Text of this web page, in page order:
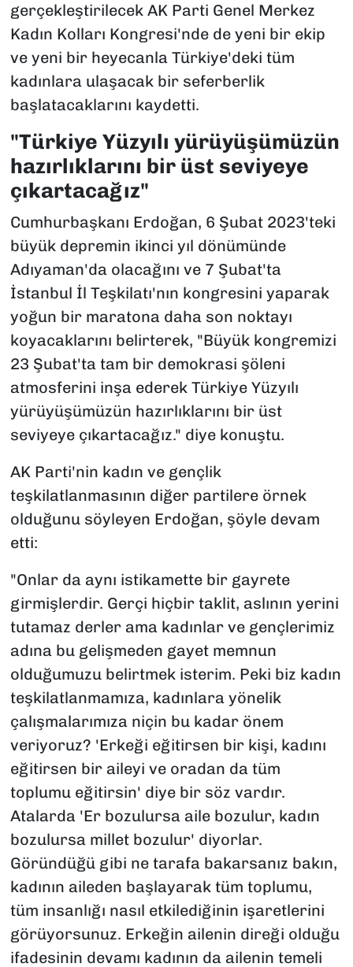
gerçekleştirilecek AK Parti Genel Merkez
Kadın Kolları Kongresi'nde de yeni bir ekip
ve yeni bir heyecanla Türkiye'deki tüm
kadınlara ulaşacak bir seferberlik
başlatacaklarını kaydetti.
"Türkiye Yüzyılı yürüyüşümüzün
hazırlıklarını bir üst seviyeye
çıkartacağız"
Cumhurbaşkanı Erdoğan, 6 Şubat 2023'teki
büyük depremin ikinci yıl dönümünde
Adıyaman'da olacağını ve 7 Şubat'ta
İstanbul İl Teşkilatı'nın kongresini yaparak
yoğun bir maratona daha son noktayı
koyacaklarını belirterek, "Büyük kongremizi
23 Şubat'ta tam bir demokrasi şöleni
atmosferini inşa ederek Türkiye Yüzyılı
yürüyüşümüzün hazırlıklarını bir üst
seviyeye çıkartacağız." diye konuştu.
AK Parti'nin kadın ve gençlik
teşkilatlanmasının diğer partilere örnek
olduğunu söyleyen Erdoğan, şöyle devam
etti:
"Onlar da aynı istikamette bir gayrete
girmişlerdir. Gerçi hiçbir taklit, aslının yerini
tutamaz derler ama kadınlar ve gençlerimiz
adına bu gelişmeden gayet memnun
olduğumuzu belirtmek isterim. Peki biz kadın
teşkilatlanmamıza, kadınlara yönelik
çalışmalarımıza niçin bu kadar önem
veriyoruz? 'Erkeği eğitirsen bir kişi, kadını
eğitirsen bir aileyi ve oradan da tüm
toplumu eğitirsin' diye bir söz vardır.
Atalarda 'Er bozulursa aile bozulur, kadın
bozulursa millet bozulur' diyorlar.
Göründüğü gibi ne tarafa bakarsanız bakın,
kadının aileden başlayarak tüm toplumu,
tüm insanlığı nasıl etkilediğinin işaretlerini
görüyorsunuz. Erkeğin ailenin direği olduğu
ifadesinin devamı kadının da ailenin temeli